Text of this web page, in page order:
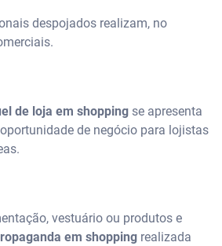
despojados realizam, no
de loja em shopping se apresenta
de negócio para lojistas
vestuário ou produtos e
em shopping realizada